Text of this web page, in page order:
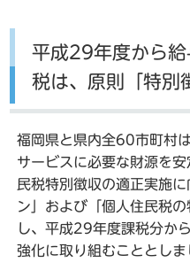
平成29年度から
税は、原則「特別
福岡県と県内全60市町村
サービスに必要な財源を
民税特別徴収の適正実施
ン」および「個人住民税
し、平成29年度課税分か
強化に取り組むこととしま